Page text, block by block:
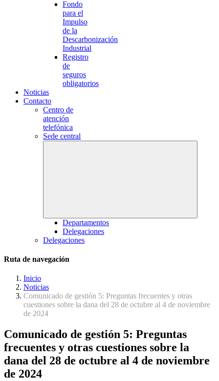
Fondo
para el
Impulso
de la
Descarbonización
Industrial
Registro
de
seguros
obligatorios
Noticias
Contacto
Centro de
atención
telefónica
Sede central
Departamentos
Delegaciones
Delegaciones
Ruta de navegación
Inicio
Noticias
Comunicado de gestión 5: Preguntas frecuentes y otras
cuestiones sobre la dana del 28 de octubre al 4 de noviembre
de 2024
Comunicado de gestión 5: Preguntas
frecuentes y otras cuestiones sobre la
dana del 28 de octubre al 4 de noviembre
de 2024